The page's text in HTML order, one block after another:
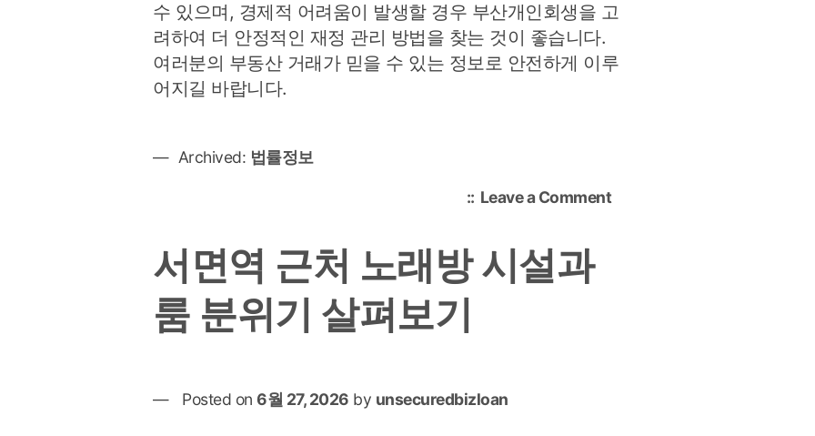
수 있으며, 경제적 어려움이 발생할 경우 부산개인회생을 고
려하여 더 안정적인 재정 관리 방법을 찾는 것이 좋습니다.
여러분의 부동산 거래가 믿을 수 있는 정보로 안전하게 이루
어지길 바랍니다.
Archived: 법률정보
Leave a Commenton
서면역 근처 노래방 시설과
룸 분위기 살펴보기
Posted on6월 27, 2026 by unsecuredbizloan